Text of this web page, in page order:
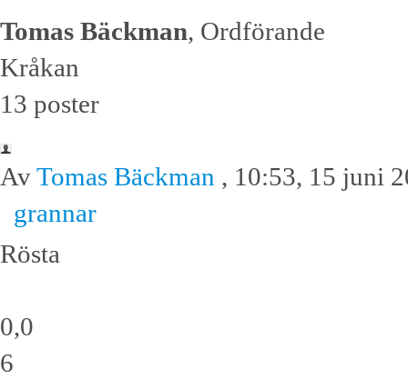
Tomas Bäckman, Ordförande
Kråkan
13 poster
AvTomas Bäckman , 10:53, 15 juni
grannar
Rösta
0,0
6